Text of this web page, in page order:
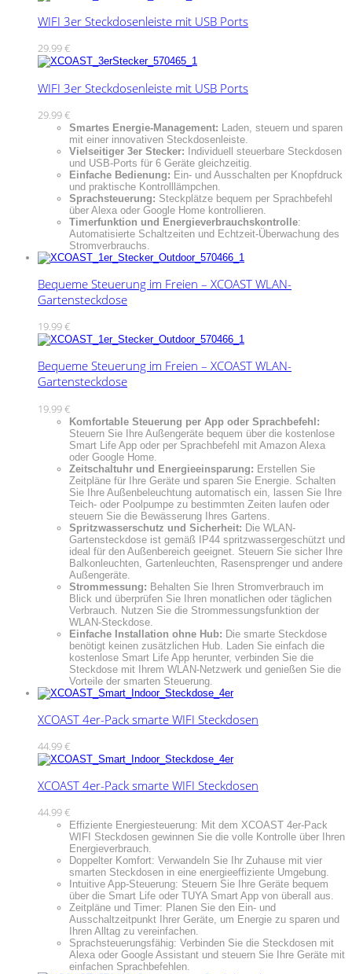
WIFI 3er Steckdosenleiste mit USB Ports
29.99€
WIFI 3er Steckdosenleiste mit USB Ports
29.99€
Smartes Energie-Management: Laden, steuern und sparen
mit einer innovativen Steckdosenleiste.
Vielseitiger 3er Stecker: Individuell steuerbare Steckdosen
und USB-Ports für 6 Geräte gleichzeitig.
Einfache Bedienung: Ein- und Ausschalten per Knopfdruck
und praktische Kontrolllämpchen.
Sprachsteuerung: Steckplätze bequem per Sprachbefehl
über Alexa oder Google Home kontrollieren.
Timerfunktion und Energieverbrauchskontrolle:
Automatisierte Schaltzeiten und Echtzeit-Überwachung des
Stromverbrauchs.
Bequeme Steuerung im Freien – XCOAST WLAN-
Gartensteckdose
19.99€
Bequeme Steuerung im Freien – XCOAST WLAN-
Gartensteckdose
19.99€
Komfortable Steuerung per App oder Sprachbefehl:
Steuern Sie Ihre Außengeräte bequem über die kostenlose
Smart Life App oder per Sprachbefehl mit Amazon Alexa
oder Google Home.
Zeitschaltuhr und Energieeinsparung: Erstellen Sie
Zeitpläne für Ihre Geräte und sparen Sie Energie. Schalten
Sie Ihre Außenbeleuchtung automatisch ein, lassen Sie Ihre
Teich- oder Poolpumpe zu bestimmten Zeiten laufen oder
steuern Sie die Bewässerung Ihres Gartens.
Spritzwasserschutz und Sicherheit: Die WLAN-
Gartensteckdose ist gemäß IP44 spritzwassergeschützt und
ideal für den Außenbereich geeignet. Steuern Sie sicher Ihre
Balkonleuchten, Gartenleuchten, Rasensprenger und andere
Außengeräte.
Strommessung: Behalten Sie Ihren Stromverbrauch im
Blick und überprüfen Sie Ihren monatlichen oder täglichen
Verbrauch. Nutzen Sie die Strommessungsfunktion der
WLAN-Steckdose.
Einfache Installation ohne Hub: Die smarte Steckdose
benötigt keinen zusätzlichen Hub. Laden Sie einfach die
kostenlose Smart Life App herunter, verbinden Sie die
Steckdose mit Ihrem WLAN-Netzwerk und genießen Sie die
Vorteile der smarten Steuerung.
XCOAST 4er-Pack smarte WIFI Steckdosen
44.99€
XCOAST 4er-Pack smarte WIFI Steckdosen
44.99€
Effiziente Energiesteuerung: Mit dem XCOAST 4er-Pack
WIFI Steckdosen gewinnen Sie die volle Kontrolle über Ihren
Energieverbrauch.
Doppelter Komfort: Verwandeln Sie Ihr Zuhause mit vier
smarten Steckdosen in eine energieeffiziente Umgebung.
Intuitive App-Steuerung: Steuern Sie Ihre Geräte bequem
über die Smart Life oder TUYA Smart App von überall aus.
Zeitpläne und Timer: Planen Sie den Ein- und
Ausschaltzeitpunkt Ihrer Geräte, um Energie zu sparen und
Ihren Alltag zu vereinfachen.
Sprachsteuerungsfähig: Verbinden Sie die Steckdosen mit
Alexa oder Google Assistant und steuern Sie Ihre Geräte mit
einfachen Sprachbefehlen.